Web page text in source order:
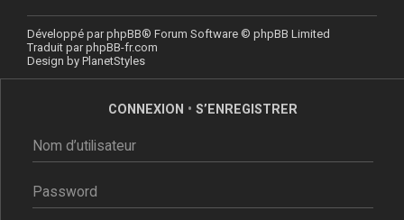
Développé parphpBB® Forum Software © phpBB Limited
Traduit parphpBB-fr.com
Design by PlanetStyles
CONNEXION • S’ENREGISTRER